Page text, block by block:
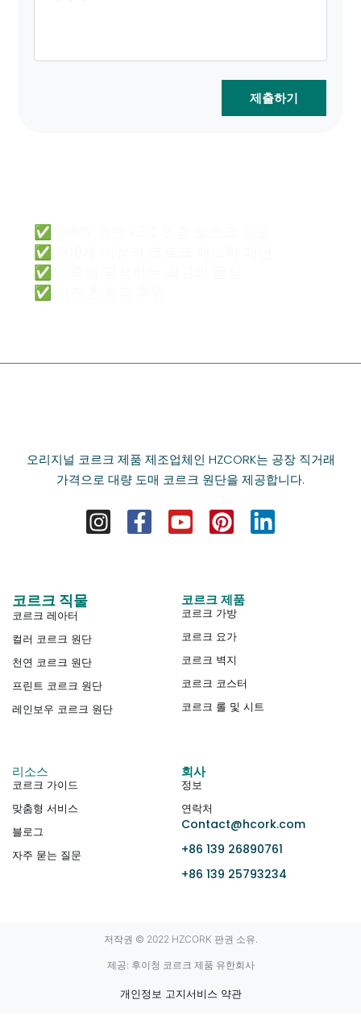
제출하기
✅ 100% 천연 FSC 인증 코르크 원료
✅ 500개 이상의 코르크 패브릭 패턴
✅ 가죽에 필적하는 최고의 품질
✅ 비건 친환경 후원
오리지널 코르크 제품 제조업체인 HZCORK는 공장 직거래
가격으로 대량 도매 코르크 원단을 제공합니다.
코르크 직물
코르크 레아터
컬러 코르크 원단
천연 코르크 원단
프린트 코르크 원단
레인보우 코르크 원단
코르크 제품
코르크 가방
코르크 요가
코르크 벽지
코르크 코스터
코르크 롤 및 시트
리소스
코르크 가이드
맞춤형 서비스
블로그
자주 묻는 질문
회사
정보
연락처
Contact@hcork.com
+86 139 26890761
+86 139 25793234
저작권 © 2022 HZCORK 판권 소유.
제공: 후이청 코르크 제품 유한회사
개인정보 고지서비스 약관